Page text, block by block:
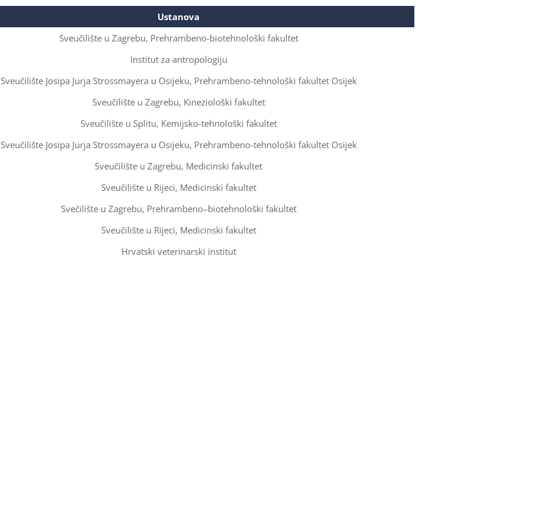
Ustanova
Sveučilište u Zagrebu, Prehrambeno-biotehnološki fakultet
Institut za antropologiju
Sveučilište Josipa Jurja Strossmayera u Osijeku, Prehrambeno-tehnološki fakultet Osijek
Sveučilište u Zagrebu, Kineziološki fakultet
Sveučilište u Splitu, Kemijsko-tehnološki fakultet
Sveučilište Josipa Jurja Strossmayera u Osijeku, Prehrambeno-tehnološki fakultet Osijek
Sveučilište u Zagrebu, Medicinski fakultet
Sveučilište u Rijeci, Medicinski fakultet
Svečilište u Zagrebu, Prehrambeno–biotehnološki fakultet
Sveučilište u Rijeci, Medicinski fakultet
Hrvatski veterinarski institut